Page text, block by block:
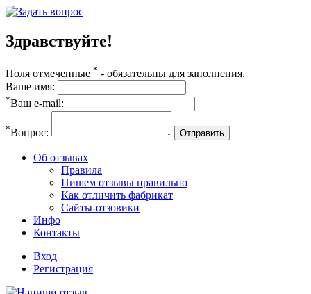
Здравствуйте!
Поля отмеченные * - обязательны для заполнения.
Ваше имя:
*Ваш e-mail:
*Вопрос: Отправить
Об отзывах
Правила
Пишем отзывы правильно
Как отличить фабрикат
Сайты-отзовики
Инфо
Контакты
Вход
Регистрация